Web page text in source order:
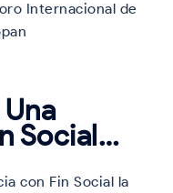
Internacional de
Social…
con Fin Social la